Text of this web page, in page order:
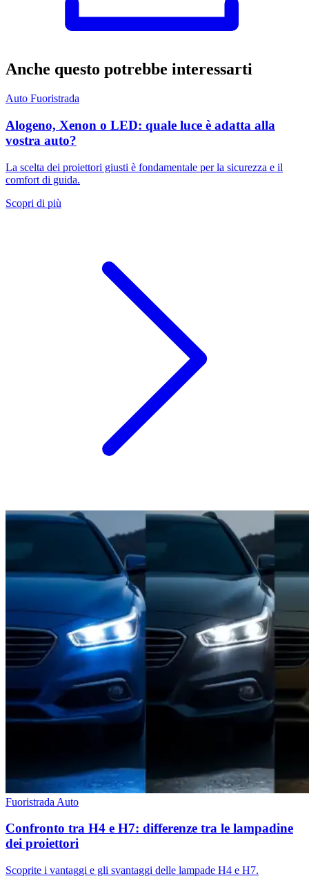
Anche questo potrebbe interessarti
Auto Fuoristrada
Alogeno, Xenon o LED: quale luce è adatta alla
vostra auto?
La scelta dei proiettori giusti è fondamentale per la sicurezza e il
comfort di guida.
Scopri di più
Fuoristrada Auto
Confronto tra H4 e H7: differenze tra le lampadine
dei proiettori
Scoprite i vantaggi e gli svantaggi delle lampade H4 e H7.